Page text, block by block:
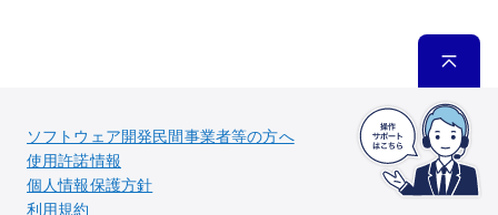
ソフトウェア開発民間事業者等の方へ
使用許諾情報
個人情報保護方針
利用規約